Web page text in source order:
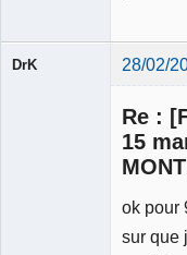
DrK 28/02/
Re :
15
ok pour
sur que